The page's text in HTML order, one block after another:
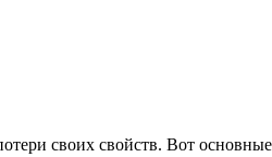
своих свойств. Вот